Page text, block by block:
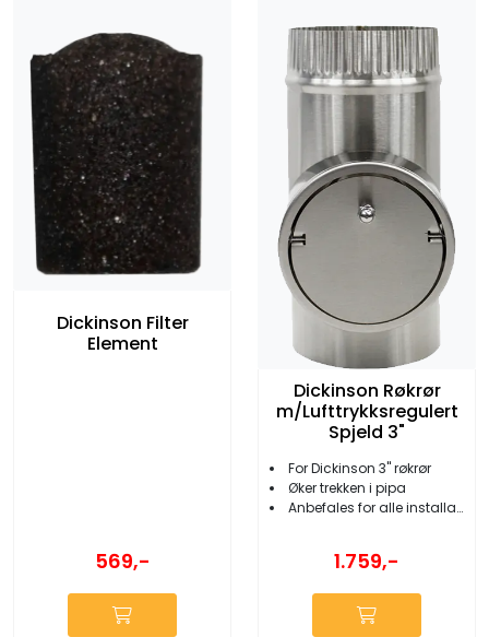
Dickinson Filter
Element
569,-
Dickinson Røkrør
m/Lufttrykksregulert
Spjeld 3"
For Dickinson 3'' røkrør
Øker trekken i pipa
Anbefales for alle installasjoner
1.759,-